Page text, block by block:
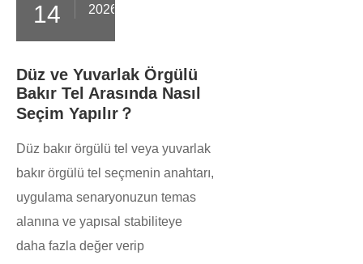
14 2026-03
Düz ve Yuvarlak Örgülü
Bakır Tel Arasında Nasıl
Seçim Yapılır？
Düz bakır örgülü tel veya yuvarlak
bakır örgülü tel seçmenin anahtarı,
uygulama senaryonuzun temas
alanına ve yapısal stabiliteye
daha fazla değer verip